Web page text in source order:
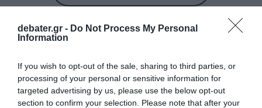
debater.gr - Do Not Process My Personal
Information
If you wish to opt-out of the sale, sharing to third parties, or
processing of your personal or sensitive information for
targeted advertising by us, please use the below opt-out
section to confirm your selection. Please note that after your
Ειδήσεις σήμερα
Δείτε τις προσπάθειες χελώνας να
γεννήσει σε παραλία της Ρόδου – Η
προειδοποίηση των κατοίκων (βίντεο)